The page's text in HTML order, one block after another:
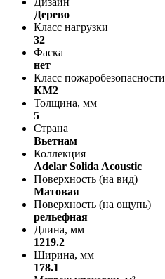
Дерево
Класс нагрузки
32
Фаска
нет
Класс пожаробезопасности
КМ2
Толщина, мм
5
Страна
Вьетнам
Коллекция
Adelar Solida Acoustic
Поверхность (на вид)
Матовая
Поверхность (на ощупь)
рельефная
Длина, мм
1219.2
Ширина, мм
178.1